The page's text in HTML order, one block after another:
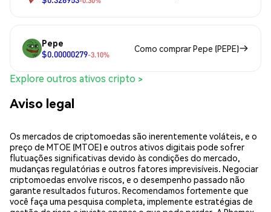
Pepe
$0.00000279-3.10%
Como comprar Pepe (PEPE)
Explore outros ativos cripto >
Aviso legal
Os mercados de criptomoedas são inerentemente voláteis, e o
preço de MTOE (MTOE) e outros ativos digitais pode sofrer
flutuações significativas devido às condições do mercado,
mudanças regulatórias e outros fatores imprevisíveis. Negociar
criptomoedas envolve riscos, e o desempenho passado não
garante resultados futuros. Recomendamos fortemente que
você faça uma pesquisa completa, implemente estratégias de